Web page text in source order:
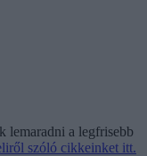
lemaradni a legfrisebb
szóló cikkeinket itt.